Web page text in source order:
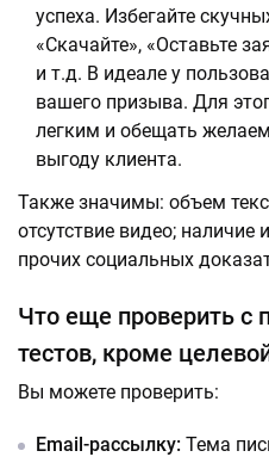
успеха. Избегайте
«Скачайте», «Оставьте
и т.д. В идеале у
вашего призыва. Для
легким и обещать
выгоду клиента.
Также значимы: объем
отсутствие видео; наличие
прочих социальных
Что еще проверить с
тестов, кроме
Вы можете проверить:
Email-рассылку: Тема